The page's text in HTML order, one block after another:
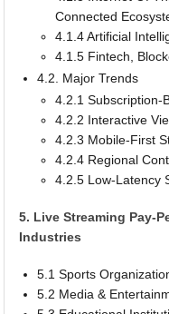
Connected
4.1.4 Artificial
4.1.5 Fintech,
4.2. Major Trends
4.2.1 Subscription-
4.2.2 Interactive
4.2.3 Mobile-First
4.2.4 Regional
4.2.5 Low-Latency
5. Live Streaming Pay-
Industries
5.1 Sports
5.2 Media &